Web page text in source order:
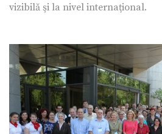
vizibilă şi la nivel internaţional.